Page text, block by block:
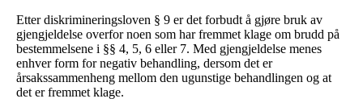
Etter diskrimineringsloven § 9 er det forbudt å gjøre bruk av
gjengjeldelse overfor noen som har fremmet klage om brudd på
bestemmelsene i §§ 4, 5, 6 eller 7. Med gjengjeldelse menes
enhver form for negativ behandling, dersom det er
årsakssammenheng mellom den ugunstige behandlingen og at
det er fremmet klage.